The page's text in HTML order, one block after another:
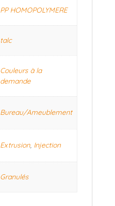
PP HOMOPOLYMERE
talc
Couleurs à la
demande
Bureau/Ameublement
Extrusion, Injection
Granulés